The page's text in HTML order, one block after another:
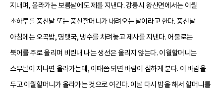
지내며, 올라가는 보름날에도 제를 지낸다. 강릉시 왕산면에서는 이월
초하루를 풍신날 또는 풍신할머니가 내려오는 날이라고 한다. 풍신날
아침에는 오곡밥, 명탯국, 냉수를 차려놓고 제사를 지낸다. 어물로는
북어를 주로 올리며 비린내 나는 생선은 올리지 않는다. 이월할머니는
스무날이 지나면 올라가는데, 이때쯤 되면 바람이 심하게 분다. 이 바람을
두고 이월할머니가 올라가는 것으로 여긴다. 이날 다시 밥을 해서 할머니를